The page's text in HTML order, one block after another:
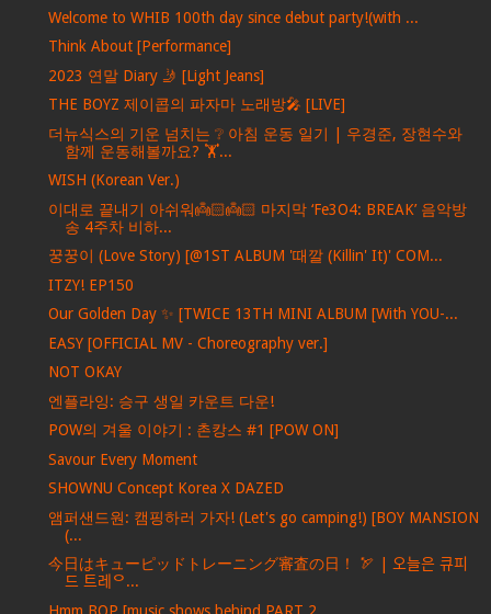
Welcome to WHIB 100th day since debut party!(with ...
Think About [Performance]
2023 연말 Diary 🤳 [Light Jeans]
THE BOYZ 제이콥의 파자마 노래방🎤 [LIVE]
더뉴식스의 기운 넘치는 ❔ 아침 운동 일기 | 우경준, 장현수와
함께 운동해볼까요? 🏋️...
WISH (Korean Ver.)
이대로 끝내기 아쉬워👼🏻👼🏻 마지막 ‘Fe3O4: BREAK’ 음악방
송 4주차 비하...
꿍꿍이 (Love Story) [@1ST ALBUM '때깔 (Killin' It)' COM...
ITZY! EP150
Our Golden Day ✨ [TWICE 13TH MINI ALBUM [With YOU-...
EASY [OFFICIAL MV - Choreography ver.]
NOT OKAY
엔플라잉: 승구 생일 카운트 다운!
POW의 겨울 이야기 : 촌캉스 #1 [POW ON]
Savour Every Moment
SHOWNU Concept Korea X DAZED
앰퍼샌드원: 캠핑하러 가자! (Let's go camping!) [BOY MANSION
(...
今日はキューピッドトレーニング審査の日！ 🏹 | 오늘은 큐피
드 트레ᄋ...